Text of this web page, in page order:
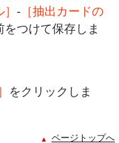
- ［抽出カードの
つけて保存しま
をクリックしま
ページトップへ